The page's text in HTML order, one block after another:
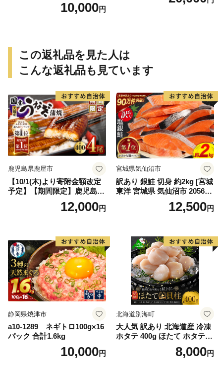
10,000円
この返礼品を見た人は
こんな返礼品も見ています
鹿児島県鹿屋市
【10/1(木)より寄附金額改定
予定】【期間限定】鹿児島県
大隅産うなぎ蒲焼4尾（400
g） KN007-02312,000円
宮城県気仙沼市
訳あり 銀鮭 切身 約2kg [宮城
東洋 宮城県 気仙沼市 205649
91] 鮭 魚介類 海鮮 訳アリ 規
格外 不揃い さけ サケ 鮭切身
切り身 魚 わけあり
12,500円
静岡県焼津市
a10-1289 ネギトロ100g×16
パック 合計1.6kg
10,000円
北海道別海町
大人気 訳あり 北海道産 冷凍
ホタテ 400g ほたて ホタテ
8,000円